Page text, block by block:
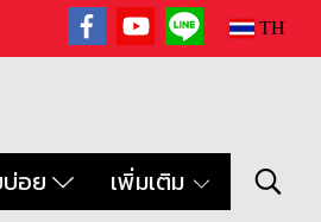
TH
บ่อย เพิ่มเติม